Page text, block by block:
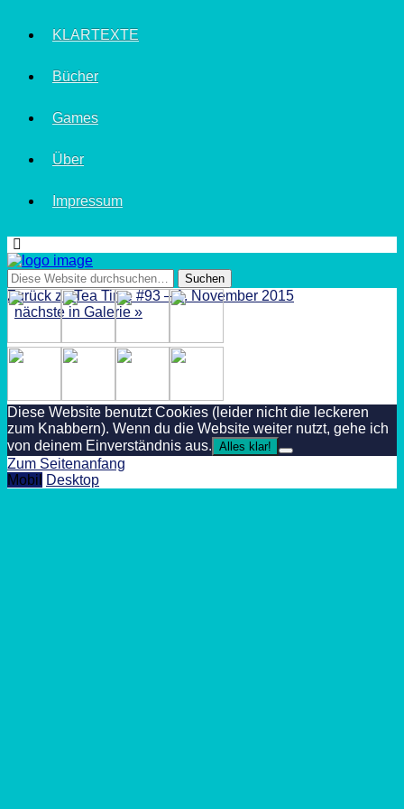
KLARTEXTE
Bücher
Games
Über
Impressum
Zurück zu Tea Time #93 – 1. November 2015
nächste in Galerie »
Diese Website benutzt Cookies (leider nicht die leckeren
zum Knabbern). Wenn du die Website weiter nutzt, gehe ich
von deinem Einverständnis aus. Alles klar!
Zum Seitenanfang
Mobil
Desktop